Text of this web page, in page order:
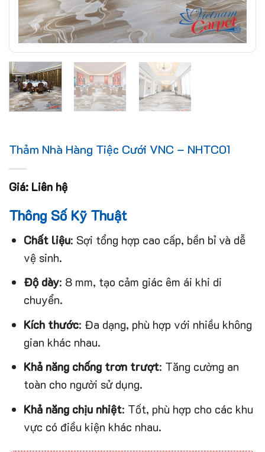
Thảm Nhà Hàng Tiệc Cưới VNC – NHTC01
Giá: Liên hệ
Thông Số Kỹ Thuật
Chất liệu: Sợi tổng hợp cao cấp, bền bỉ và dễ
vệ sinh.
Độ dày: 8 mm, tạo cảm giác êm ái khi di
chuyển.
Kích thước: Đa dạng, phù hợp với nhiều không
gian khác nhau.
Khả năng chống trơn trượt: Tăng cường an
toàn cho người sử dụng.
Khả năng chịu nhiệt: Tốt, phù hợp cho các khu
vực có điều kiện khác nhau.